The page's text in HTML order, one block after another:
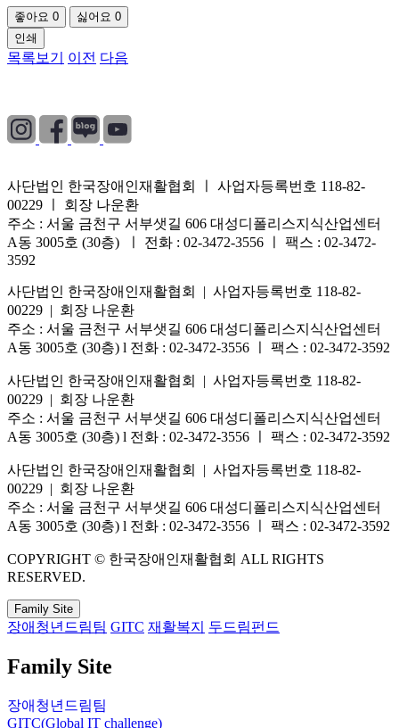
좋아요 0 싫어요 0
인쇄
목록보기 이전 다음
사단법인 한국장애인재활협회 ㅣ 사업자등록번호 118-82-
00229 ㅣ 회장 나운환
주소 : 서울 금천구 서부샛길 606 대성디폴리스지식산업센터
A동 3005호 (30층) ㅣ 전화 : 02-3472-3556 ㅣ 팩스 : 02-3472-
3592
사단법인 한국장애인재활협회 | 사업자등록번호 118-82-
00229 | 회장 나운환
주소 : 서울 금천구 서부샛길 606 대성디폴리스지식산업센터
A동 3005호 (30층) l 전화 : 02-3472-3556 ㅣ 팩스 : 02-3472-3592
사단법인 한국장애인재활협회 | 사업자등록번호 118-82-
00229 | 회장 나운환
주소 : 서울 금천구 서부샛길 606 대성디폴리스지식산업센터
A동 3005호 (30층) l 전화 : 02-3472-3556 ㅣ 팩스 : 02-3472-3592
사단법인 한국장애인재활협회 | 사업자등록번호 118-82-
00229 | 회장 나운환
주소 : 서울 금천구 서부샛길 606 대성디폴리스지식산업센터
A동 3005호 (30층) l 전화 : 02-3472-3556 ㅣ 팩스 : 02-3472-3592
COPYRIGHT © 한국장애인재활협회 ALL RIGHTS
RESERVED.
Family Site
장애청년드림팀 GITC 재활복지 두드림펀드
Family Site
장애청년드림팀
GITC(Global IT challenge)